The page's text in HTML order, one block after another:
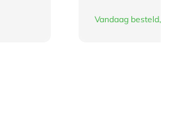
Vandaag besteld,